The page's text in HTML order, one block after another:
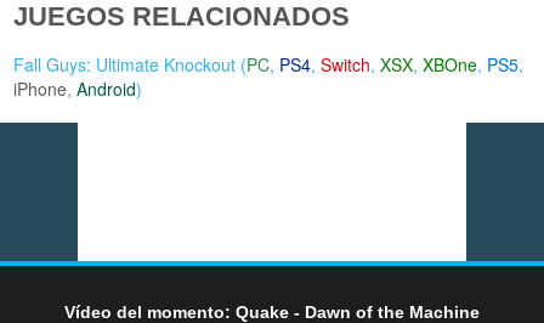
JUEGOS RELACIONADOS
Fall Guys: Ultimate Knockout (PC, PS4,Switch,XSX,XBOne, PS5,
iPhone,Android)
Vídeo del momento: Quake - Dawn of the Machine